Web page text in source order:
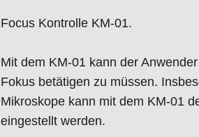
Male/Female 2 Pin Circular DIN
Focus Kontrolle KM-01.
Mit dem KM-01 kann der
Fokus betätigen zu müssen.
Mikroskope kann mit dem KM-01
eingestellt werden.